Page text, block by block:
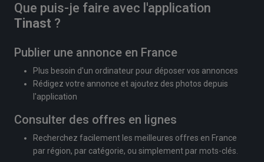
Que puis-je faire avec l'application
Tinast ?
Publier une annonce en France
Plus besoin d'un ordinateur pour déposer vos annonces
Rédigez votre annonce et ajoutez des photos depuis
l'application
Consulter des offres en lignes
Recherchez facilement les meilleures offres en France
par région, par catégorie, ou simplement par mots-clés.